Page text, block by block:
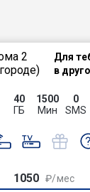
Для
в
40
ГБ
1500
Мин
0
SMS
1050 ₽/мес